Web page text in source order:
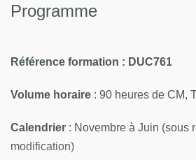
Programme
Référence formation : DUC761
Volume horaire : 90 heures de CM,
Calendrier : Novembre à Juin (sous
modification)